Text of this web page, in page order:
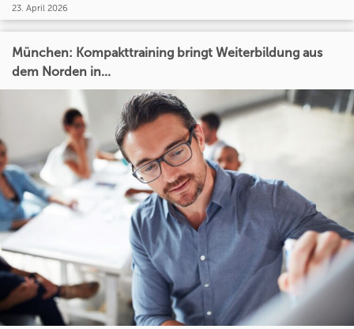
23. April 2026
München: Kompakttraining bringt Weiterbildung aus
dem Norden in...